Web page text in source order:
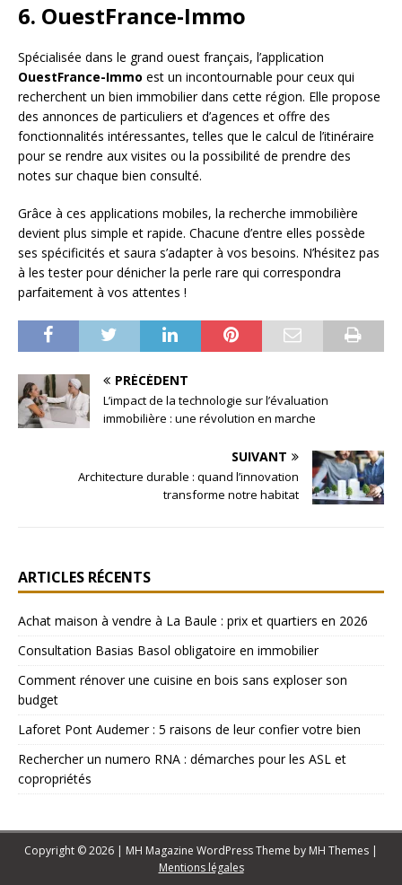
6. OuestFrance-Immo
Spécialisée dans le grand ouest français, l’application
OuestFrance-Immo est un incontournable pour ceux qui
recherchent un bien immobilier dans cette région. Elle propose
des annonces de particuliers et d’agences et offre des
fonctionnalités intéressantes, telles que le calcul de l’itinéraire
pour se rendre aux visites ou la possibilité de prendre des
notes sur chaque bien consulté.
Grâce à ces applications mobiles, la recherche immobilière
devient plus simple et rapide. Chacune d’entre elles possède
ses spécificités et saura s’adapter à vos besoins. N’hésitez pas
à les tester pour dénicher la perle rare qui correspondra
parfaitement à vos attentes !
PRÉCÉDENT
L’impact de la technologie sur l’évaluation
immobilière : une révolution en marche
SUIVANT
Architecture durable : quand l’innovation
transforme notre habitat
ARTICLES RÉCENTS
Achat maison à vendre à La Baule : prix et quartiers en 2026
Consultation Basias Basol obligatoire en immobilier
Comment rénover une cuisine en bois sans exploser son
budget
Laforet Pont Audemer : 5 raisons de leur confier votre bien
Rechercher un numero RNA : démarches pour les ASL et
copropriétés
Copyright © 2026 | MH Magazine WordPress Theme by MH Themes |
Mentions légales